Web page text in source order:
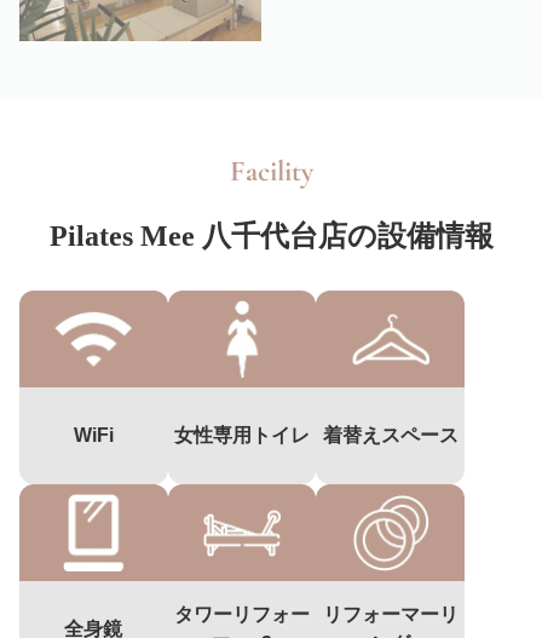
Facility
Pilates Mee 八千代台店の設備情報
WiFi 女性専用トイレ 着替えスペース
全身鏡
タワーリフォー
リフォーマーリ